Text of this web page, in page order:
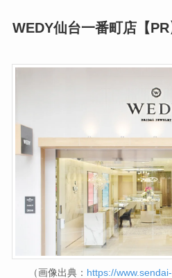
WEDY仙台一番町店【PR
（画像出典： https://